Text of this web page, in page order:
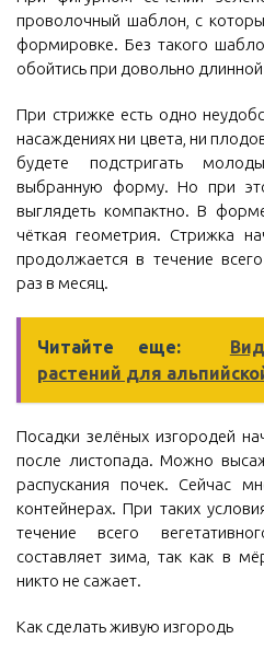
проволочный шаблон, с
формировке. Без такого
обойтись при довольно
При стрижке есть одно
насаждениях ни цвета, ни
будете подстригать
выбранную форму. Но при
выглядеть компактно. В
чёткая геометрия. Стрижка
продолжается в течение
раз в месяц.
Читайте еще:
растений для
Посадки зелёных изгородей
после листопада. Можно
распускания почек. Сейчас
контейнерах. При таких
течение всего
составляет зима, так как в
никто не сажает.
Как сделать живую изгородь